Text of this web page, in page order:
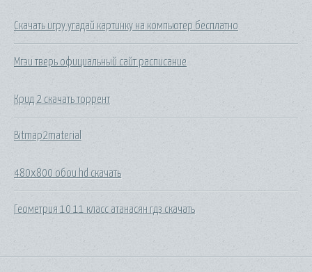
Скачать игру угадай картинку на компьютер бесплатно
Мгэи тверь официальный сайт расписание
Крид 2 скачать торрент
Bitmap2material
480x800 обои hd скачать
Геометрия 10 11 класс атанасян гдз скачать